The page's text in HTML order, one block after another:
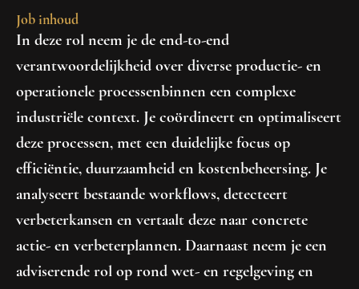
Job inhoud
In deze rol neem je de end-to-end
verantwoordelijkheid over diverse productie- en
operationele processenbinnen een complexe
industriële context. Je coördineert en optimaliseert
deze processen, met een duidelijke focus op
efficiëntie, duurzaamheid en kostenbeheersing. Je
analyseert bestaande workflows, detecteert
verbeterkansen en vertaalt deze naar concrete
actie- en verbeterplannen. Daarnaast neem je een
adviserende rol op rond wet- en regelgeving en